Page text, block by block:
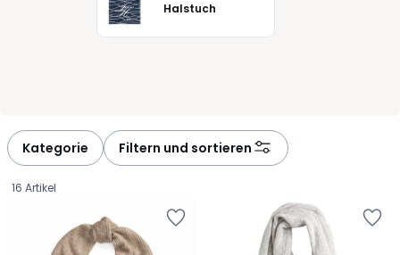
Halstuch
Kategorie Filtern und sortieren
16 Artikel